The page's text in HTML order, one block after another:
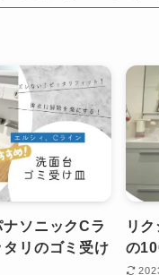
ソニックCラ
リのゴミ受け
リ
の